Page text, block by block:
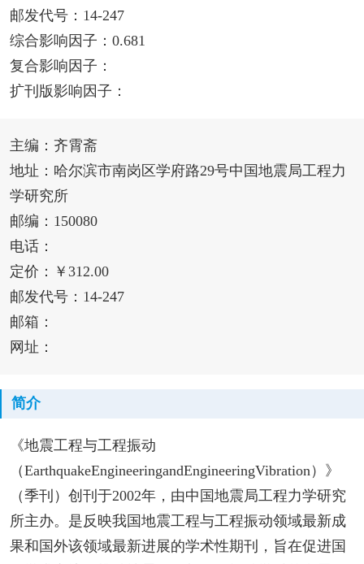
邮发代号：14-247
综合影响因子：0.681
复合影响因子：
扩刊版影响因子：
主编：齐霄斋
地址：哈尔滨市南岗区学府路29号中国地震局工程力
学研究所
邮编：150080
电话：
定价：￥312.00
邮发代号：14-247
邮箱：
网址：
简介
《地震工程与工程振动
（EarthquakeEngineeringandEngineeringVibration）》
（季刊）创刊于2002年，由中国地震局工程力学研究
所主办。是反映我国地震工程与工程振动领域最新成
果和国外该领域最新进展的学术性期刊，旨在促进国